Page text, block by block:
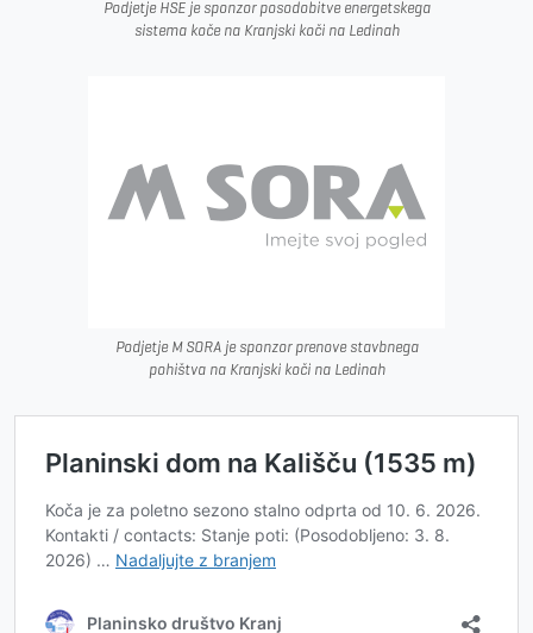
Podjetje HSE je sponzor posodobitve energetskega
sistema koče na Kranjski koči na Ledinah
Podjetje M SORA je sponzor prenove stavbnega
pohištva na Kranjski koči na Ledinah